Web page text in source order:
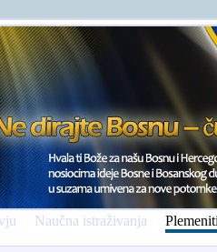
Naučna istraživanja